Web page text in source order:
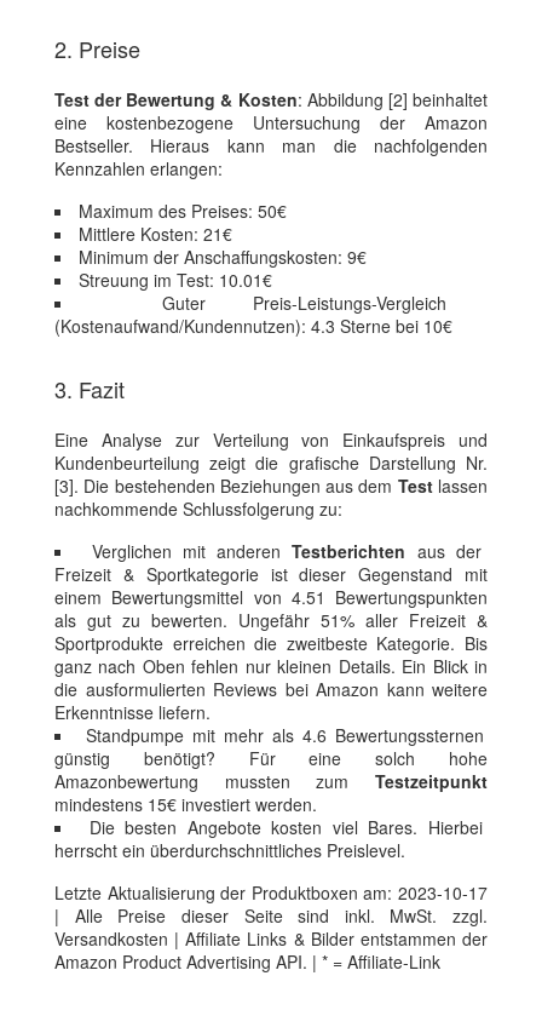
2. Preise
Test der Bewertung & Kosten: Abbildung [2] beinhaltet
eine kostenbezogene Untersuchung der Amazon
Bestseller. Hieraus kann man die nachfolgenden
Kennzahlen erlangen:
Maximum des Preises: 50€
Mittlere Kosten: 21€
Minimum der Anschaffungskosten: 9€
Streuung im Test: 10.01€
Guter Preis-Leistungs-Vergleich
(Kostenaufwand/Kundennutzen): 4.3 Sterne bei 10€
3. Fazit
Eine Analyse zur Verteilung von Einkaufspreis und
Kundenbeurteilung zeigt die grafische Darstellung Nr.
[3]. Die bestehenden Beziehungen aus dem Testlassen
nachkommende Schlussfolgerung zu:
Verglichen mit anderenTestberichten aus der
Freizeit & Sportkategorie ist dieser Gegenstand mit
einem Bewertungsmittel von 4.51 Bewertungspunkten
als gut zu bewerten. Ungefähr 51% aller Freizeit &
Sportprodukte erreichen die zweitbeste Kategorie. Bis
ganz nach Oben fehlen nur kleinen Details. Ein Blick in
die ausformulierten Reviews bei Amazon kann weitere
Erkenntnisse liefern.
Standpumpe mit mehr als 4.6 Bewertungssternen
günstig benötigt? Für eine solch hohe
Amazonbewertung mussten zum Testzeitpunkt
mindestens 15€ investiert werden.
Die besten Angebote kosten viel Bares. Hierbei
herrscht ein überdurchschnittliches Preislevel.
Letzte Aktualisierung der Produktboxen am: 2023-10-17
| Alle Preise dieser Seite sind inkl. MwSt. zzgl.
Versandkosten | Affiliate Links & Bilder entstammen der
Amazon Product Advertising API. | * = Affiliate-Link